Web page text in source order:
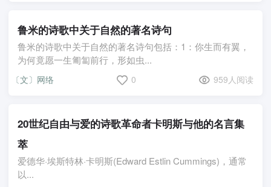
鲁米的诗歌中关于自然的著名诗句
鲁米的诗歌中关于自然的著名诗句包括：1：你生而有翼，
为何竟愿一生匍匐前行，形如虫...
〔文〕网络 0 959人阅读
20世纪自由与爱的诗歌革命者卡明斯与他的名言集
萃
爱德华·埃斯特林·卡明斯(Edward Estlin Cummings)，通常
以...